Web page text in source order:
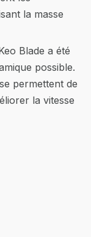
la masse
Blade a été
possible.
permettent de
la vitesse